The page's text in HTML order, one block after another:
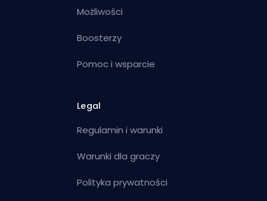
Możliwości
Boosterzy
Pomoc i wsparcie
Legal
Regulamin i warunki
Warunki dla graczy
Polityka prywatności